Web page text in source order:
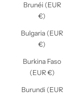
Brunéi (EUR
€)
Bulgaria (EUR
€)
Burkina Faso
(EUR €)
Burundi (EUR